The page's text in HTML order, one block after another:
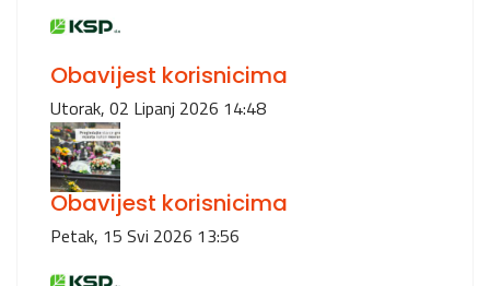
Obavijest korisnicima
Utorak, 02 Lipanj 2026 14:48
Obavijest korisnicima
Petak, 15 Svi 2026 13:56